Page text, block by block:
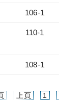
106-1
110-1
108-1
上頁 1